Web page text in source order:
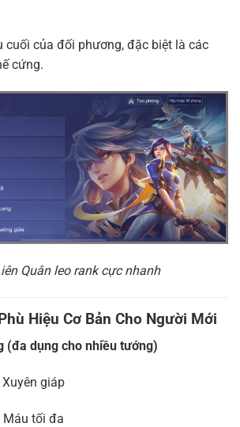
cuối của đối phương, đặc biệt là các
cứng.
Quân leo rank cực nhanh
Hiệu Cơ Bản Cho Người Mới
(đa dụng cho nhiều tướng)
giáp
tối đa